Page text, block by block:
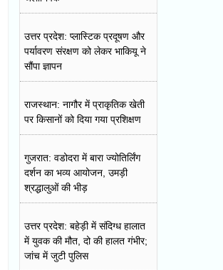
उत्तर प्रदेश: प्लास्टिक प्रदूषण और
पर्यावरण संरक्षण को लेकर भाकियू ने
सौंपा ज्ञापन
राजस्थान: नागौर में प्राकृतिक खेती
पर किसानों को दिया गया प्रशिक्षण
गुजरात: वडोदरा में बारा ज्योतिर्लिंग
दर्शन का भव्य आयोजन, उमड़ी
श्रद्धालुओं की भीड़
उत्तर प्रदेश: बहेड़ी में संदिग्ध हालात
में युवक की मौत, दो की हालत गंभीर;
जांच में जुटी पुलिस